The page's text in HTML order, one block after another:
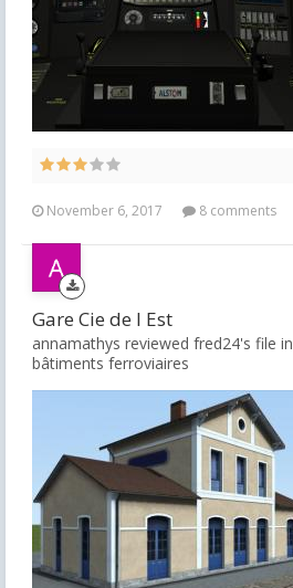
November 6, 2017 8 comments
Gare Cie de l Est
annamathys reviewed fred24's file in
bâtiments ferroviaires